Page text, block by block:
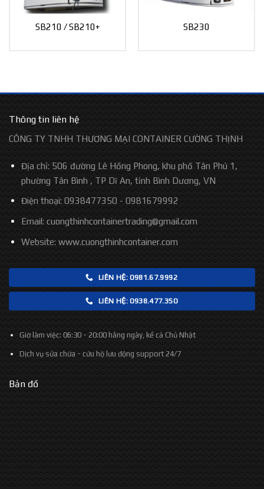
SB210 / SB210+ SB230
Thông tin liên hệ
CÔNG TY TNHH THƯƠNG MẠI CONTAINER CƯỜNG THỊNH
Địa chỉ: 506 đường Lê Hồng Phong, khu phố Tân Phú 1,
phường Tân Bình , TP Dĩ An, tỉnh Bình Dương, VN
Điện thoại: 0938477350 - 0981679992
Email: cuongthinhcontainertrading@gmail.com
Website: www.cuongthinhcontainer.com
LIÊN HỆ: 0981.67.9992
LIÊN HỆ: 0938.477.350
Giờ làm việc: 06:30 - 20:00 hằng ngày, kể cả Chủ Nhật
Dịch vụ sửa chữa - cứu hộ lưu động support24/7
Bản đồ